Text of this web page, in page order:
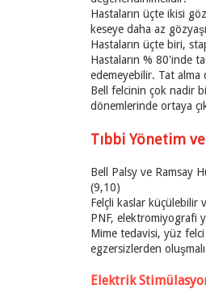
Hastaların üçte ikisi
keseye daha az
Hastaların üçte biri,
Hastaların % 80'inde
edemeyebilir. Tat alma
Bell felcinin çok nadir
dönemlerinde ortaya
Tıbbi Yönetim
Bell Palsy ve Ramsay
(9,10)
Felçli kaslar küçülebilir
PNF, elektromiyografi
Mime tedavisi, yüz
egzersizlerden
Elektrik